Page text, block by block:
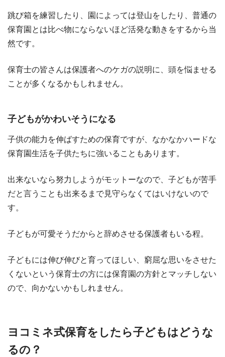
跳び箱を練習したり、園によっては登山をしたり、普通の
保育園とは比べ物にならないほど活発な動きをするから当
然です。
保育士の皆さんは保護者へのケガの説明に、頭を悩ませる
ことが多くなるかもしれません。
子どもがかわいそうになる
子供の能力を伸ばすための保育ですが、なかなかハードな
保育園生活を子供たちに強いることもあります。
出来ないなら努力しようがモットーなので、子どもが苦手
だと言うことも出来るまで見守らなくてはいけないので
す。
子どもが可愛そうだからと辞めさせる保護者もいる程。
子どもには伸び伸びと育ってほしい、窮屈な思いをさせた
くないという保育士の方には保育園の方針とマッチしない
ので、向かないかもしれません。
ヨコミネ式保育をしたら子どもはどうな
るの？